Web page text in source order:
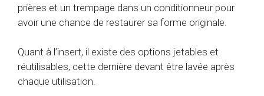
prières et un trempage dans un conditionneur pour
avoir une chance de restaurer sa forme originale.
Quant à l’insert, il existe des options jetables et
réutilisables, cette dernière devant être lavée après
chaque utilisation.